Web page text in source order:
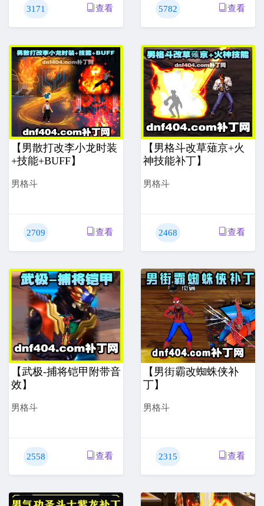
3171 查看 5782 查看
【男散打改李小龙时装
+技能+BUFF】
男格斗
2709 查看
【男格斗改草薙京+火
神技能补丁】
男格斗
2468 查看
【武极-捕将铠甲附带音
效】
男格斗
2558 查看
【男街霸改蜘蛛侠补
丁】
男格斗
2315 查看